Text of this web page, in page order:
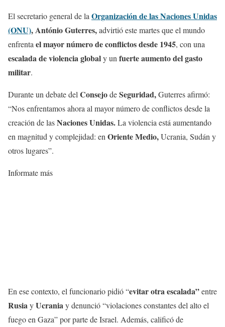
El secretario general de la Organización de las Naciones Unidas
(ONU), António Guterres,advirtió este martes que el mundo
enfrenta el mayor número de conflictos desde 1945, con una
escalada de violencia globaly un fuerte aumento del gasto
militar.
Durante un debate del ConsejodeSeguridad,Guterres afirmó:
“Nos enfrentamos ahora al mayor número de conflictos desde la
creación de lasNaciones Unidas.La violencia está aumentando
en magnitud y complejidad: en Oriente Medio,Ucrania, Sudán y
otros lugares”.
Informate más
En ese contexto, el funcionario pidió “evitar otra escalada”entre
RusiayUcraniay denunció “violaciones constantes del alto el
fuego en Gaza” por parte de Israel. Además, calificó de